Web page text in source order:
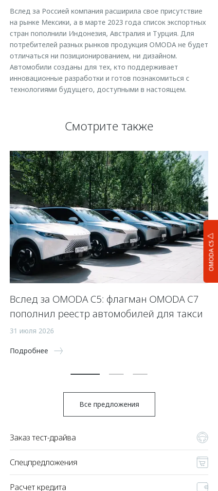
OMODA C5
Вслед за Россией компания расширила свое присутствие
на рынке Мексики, а в марте 2023 года список экспортных
стран пополнили Индонезия, Австралия и Турция. Для
потребителей разных рынков продукция OMODA не будет
отличаться ни позиционированием, ни дизайном.
Автомобили созданы для тех, кто поддерживает
инновационные разработки и готов познакомиться с
технологиями будущего, доступными в настоящем.
Смотрите также
Вслед за OMODA C5: флагман OMODA C7
пополнил реестр автомобилей для такси
31 июля 2026
Подробнее
Все предложения
Заказ тест-драйва
Спецпредложения
Расчет кредита